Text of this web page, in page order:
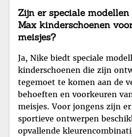
Zijn er speciale
Max kinderschoenen
meisjes?
Ja, Nike biedt speciale
kinderschoenen die zijn
tegemoet te komen aan de
behoeften en voorkeuren
meisjes. Voor jongens zijn
sportieve ontwerpen
opvallende